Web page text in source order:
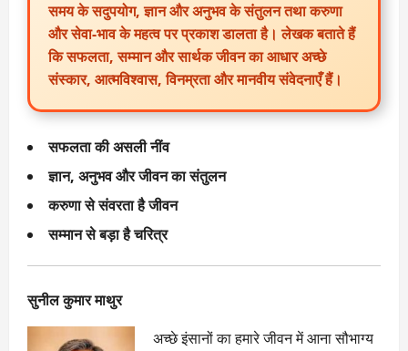
समय के सदुपयोग, ज्ञान और अनुभव के संतुलन तथा करुणा
और सेवा-भाव के महत्व पर प्रकाश डालता है। लेखक बताते हैं
कि सफलता, सम्मान और सार्थक जीवन का आधार अच्छे
संस्कार, आत्मविश्वास, विनम्रता और मानवीय संवेदनाएँ हैं।
सफलता की असली नींव
ज्ञान, अनुभव और जीवन का संतुलन
करुणा से संवरता है जीवन
सम्मान से बड़ा है चरित्र
सुनील कुमार माथुर
अच्छे इंसानों का हमारे जीवन में आना सौभाग्य